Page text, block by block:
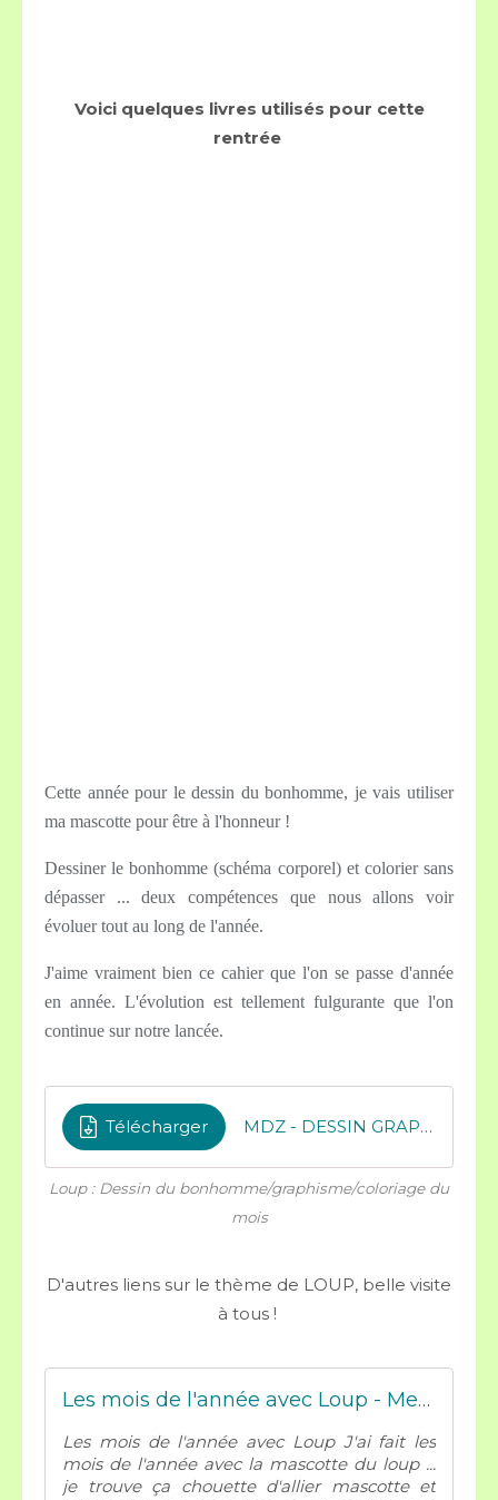
Voici quelques livres utilisés pour cette
rentrée
Cette année pour le dessin du bonhomme, je vais utiliser
ma mascotte pour être à l'honneur !
Dessiner le bonhomme (schéma corporel) et colorier sans
dépasser ... deux compétences que nous allons voir
évoluer tout au long de l'année.
J'aime vraiment bien ce cahier que l'on se passe d'année
en année. L'évolution est tellement fulgurante que l'on
continue sur notre lancée.
Télécharger MDZ - DESSIN GRAPHISME DU MOIS
Loup : Dessin du bonhomme/graphisme/coloriage du
mois
D'autres liens sur le thème de LOUP, belle visite
à tous !
Les mois de l'année avec Loup - Mes tresses D Zécolles
Les mois de l'année avec Loup J'ai fait les
mois de l'année avec la mascotte du loup ...
je trouve ça chouette d'allier mascotte et